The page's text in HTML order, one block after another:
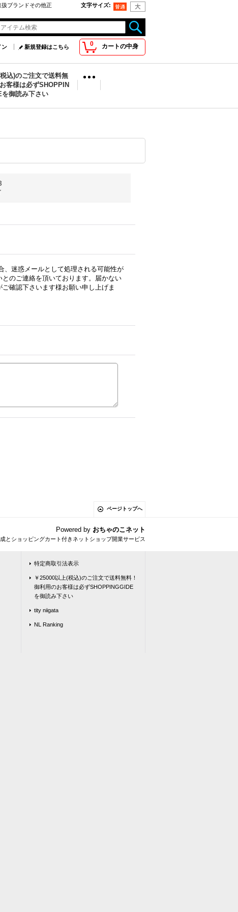
ブランドその他正
文字サイズ:
0 カートの中身
ン 新規登録はこちら
込)のご注文で送料無
客様は必ずSHOPPIN
を御読み下さい
、迷惑メールとして処理される可能性が
のご連絡を頂いております。届かない
確認下さいます様お願い申し上げま
ページトップへ
Powered by おちゃのこネット
とショッピングカート付きネットショップ開業サービス
特定商取引法表示
￥25000以上(税込)のご注文で送料無料！
御利用のお客様は必ずSHOPPINGGIDE
を御読み下さい
tity niigata
NL Ranking